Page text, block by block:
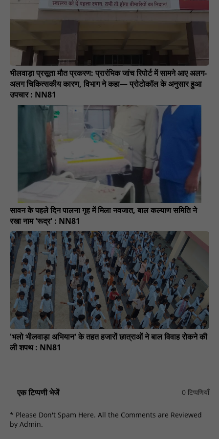
भीलवाड़ा प्रसूता मौत प्रकरण: प्रारंभिक जांच रिपोर्ट में सामने आए अलग-
अलग चिकित्सकीय कारण, विभाग ने कहा— प्रोटोकॉल के अनुसार हुआ
उपचार : NN81
सावन के पहले दिन पालना गृह में मिला नवजात, बाल कल्याण समिति ने
रखा नाम 'रूद्र' : NN81
'भलो भीलवाड़ा अभियान' के तहत हजारों छात्राओं ने बाल विवाह रोकने की
ली शपथ : NN81
एक टिप्पणी भेजें 0 टिप्पणियाँ
* Please Don't Spam Here. All the Comments are Reviewed
by Admin.